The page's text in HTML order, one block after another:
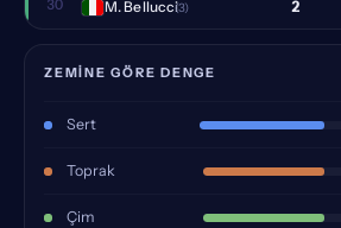
30 M. Bellucci(3) 2
ZEMINE GÖRE DENGE
Sert
Toprak
Çim